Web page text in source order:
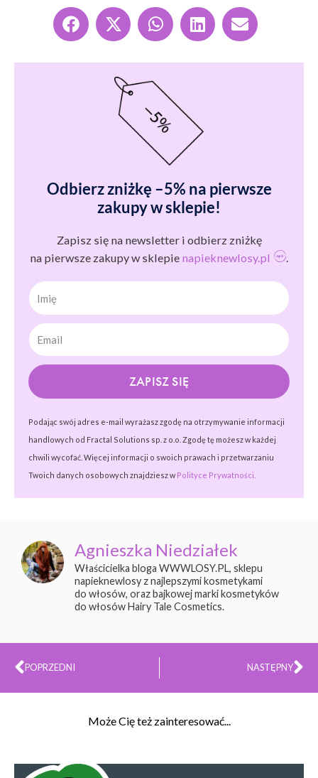
Odbierz zniżkę –5% na pierwsze
zakupy w sklepie!
Zapisz się na newsletter i odbierz zniżkę
na pierwsze zakupy w sklepie napieknewlosy.pl .
Imię
ZAPISZ SIĘ
Podając swój adres e-mail wyrażasz zgodę na otrzymywanie informacji
handlowych od Fractal Solutions sp. z o.o. Zgodę tę możesz w każdej
chwili wycofać. Więcej informacji o swoich prawach i przetwarzaniu
Twoich danych osobowych znajdziesz w Polityce Prywatności.
Agnieszka Niedziałek
Właścicielka bloga WWWLOSY.PL, sklepu
napieknewlosy z najlepszymi kosmetykami
do włosów, oraz bajkowej marki kosmetyków
do włosów Hairy Tale Cosmetics.
Prev
POPRZEDNI NASTĘPNY
Może Cię też zainteresować...